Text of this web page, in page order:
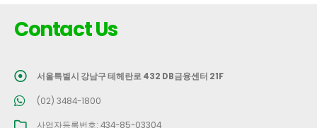
Contact Us
서울특별시 강남구 테헤란로 432 DB금융센터 21F
(02) 3484-1800
사업자등록번호: 434-85-03304